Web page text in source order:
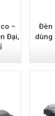
–
Đại,
Đèn
dùng